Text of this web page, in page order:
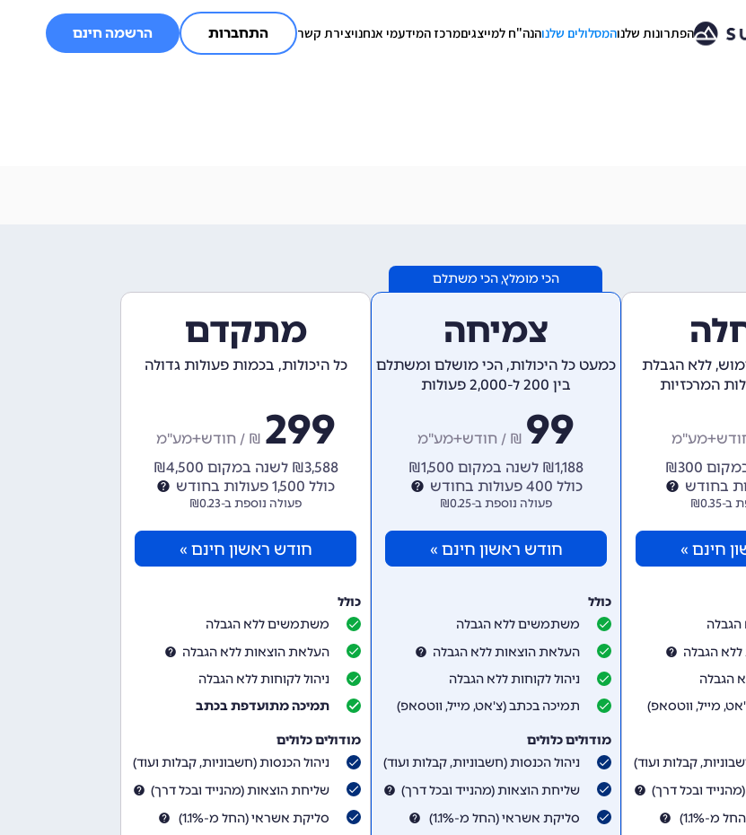
הפתרונות שלנוהמסלולים שלנוהנה"ח למייצגיםמרכז המידעמי אנחנויצירת קשר התחברות הרשמה חינם